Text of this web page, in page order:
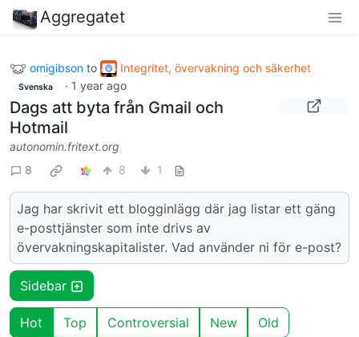
Aggregatet
omigibson to Integritet, övervakning och säkerhet
Svenska · 1 year ago
Dags att byta från Gmail och
Hotmail
autonomin.fritext.org
8
8 1
Jag har skrivit ett blogginlägg där jag listar ett gäng
e-posttjänster som inte drivs av
övervakningskapitalister. Vad använder ni för e-post?
Sidebar
Hot Top Controversial New Old